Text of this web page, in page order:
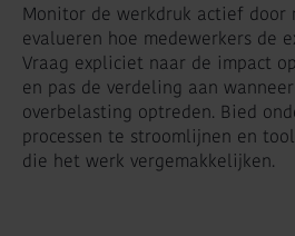
Monitor de werkdruk actief door
evalueren hoe medewerkers de
Vraag expliciet naar de impact
en pas de verdeling aan
overbelasting optreden. Bied
processen te stroomlijnen en
die het werk vergemakkelijken.